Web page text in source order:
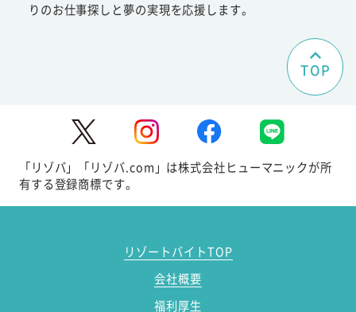
りのお仕事探しと夢の実現を応援します。
TOP
「リゾバ」「リゾバ.com」は株式会社ヒューマニックが所
有する登録商標です。
リゾートバイトTOP
会社概要
福利厚生